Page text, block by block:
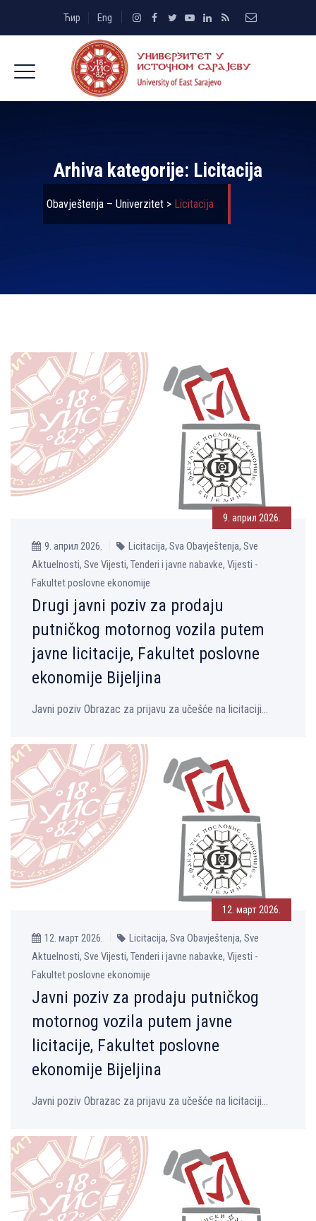
Ћир Eng
Arhiva kategorije: Licitacija
Obavještenja – Univerzitet > Licitacija
9. април 2026.
9. април 2026.
Licitacija, Sva Obavještenja, Sve
Aktuelnosti, Sve Vijesti, Tenderi i javne nabavke, Vijesti -
Fakultet poslovne ekonomije
Drugi javni poziv za prodaju
putničkog motornog vozila putem
javne licitacije, Fakultet poslovne
ekonomije Bijelјina
Javni poziv Obrazac za prijavu za učešće na licitaciji...
12. март 2026.
12. март 2026.
Licitacija, Sva Obavještenja, Sve
Aktuelnosti, Sve Vijesti, Tenderi i javne nabavke, Vijesti -
Fakultet poslovne ekonomije
Javni poziv za prodaju putničkog
motornog vozila putem javne
licitacije, Fakultet poslovne
ekonomije Bijelјina
Javni poziv Obrazac za prijavu za učešće na licitaciji...